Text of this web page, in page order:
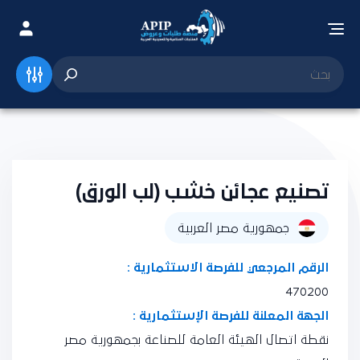
تصنيع عجائن خشب (لب الورق)
جمهورية مصر العربية
الرقم المرجعي للفرصة الاستثمارية :
470200
الجهة المعلنة للفرصة الإستثمارية :
نقطة اتصال الهيئة العامة للصناعة بجمهورية مصر